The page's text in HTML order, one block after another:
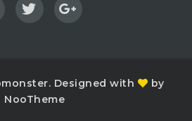
Designed with
by
NooTheme